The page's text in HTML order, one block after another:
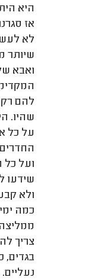
היא
אז
לא
שיותר
ואבא
שהיו.
על כל
ועל כל
שידעו
ולא
כמה
צריך
בגדים,